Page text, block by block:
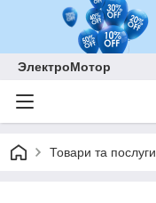
ЭлектроМотор
Товари та послуги